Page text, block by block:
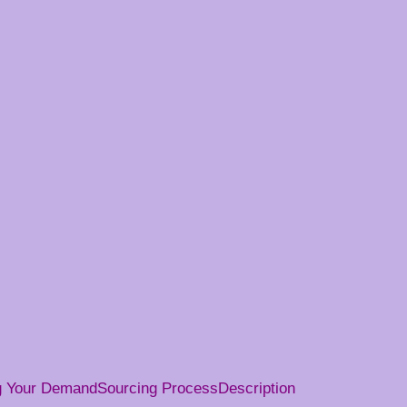
Description
Sourcing Process
Your Demand